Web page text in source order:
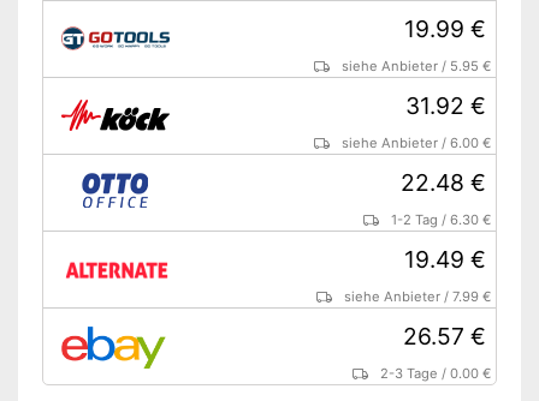
19.99 €
siehe Anbieter / 5.95 €
31.92 €
siehe Anbieter /6.00 €
22.48 €
1-2 Tag /6.30 €
19.49 €
siehe Anbieter /7.99 €
26.57 €
2-3 Tage /0.00 €